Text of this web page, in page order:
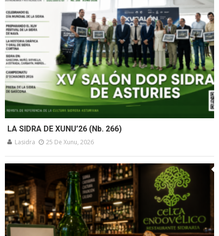
LA SIDRA DE XUNU’26 (Nb. 266)
Lasidra 25 De Xunu, 2026